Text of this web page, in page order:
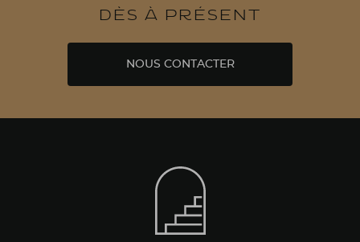
dès à présent
NOUS CONTACTER